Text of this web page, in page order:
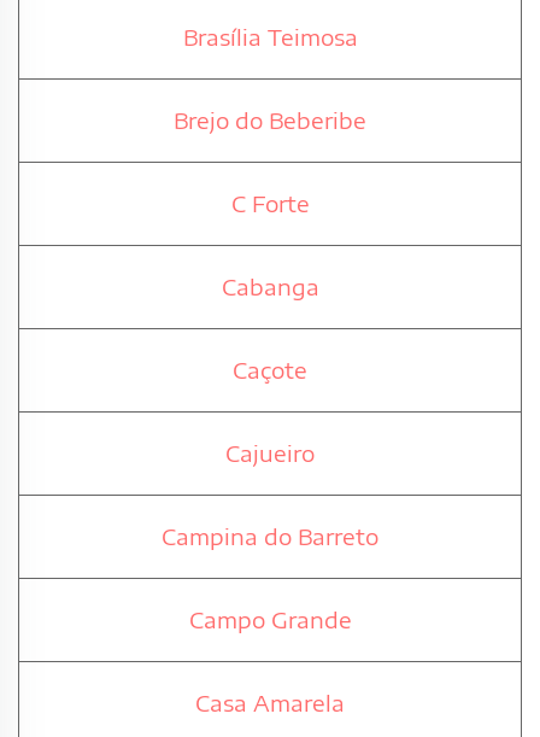
Brasília Teimosa
Brejo do Beberibe
C Forte
Cabanga
Caçote
Cajueiro
Campina do Barreto
Campo Grande
Casa Amarela